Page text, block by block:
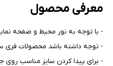
معرفی محصول
- با توجه به نور محیط و صفحه
- توجه داشته باشد محصولات فری
- برای پیدا کردن سایز مناسب روی